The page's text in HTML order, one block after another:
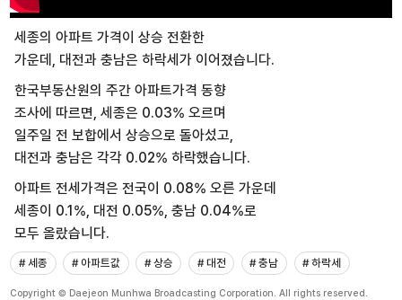
세종의 아파트 가격이 상승 전환한
가운데, 대전과 충남은 하락세가 이어졌습니다.
한국부동산원의 주간 아파트가격 동향
조사에 따르면, 세종은 0.03% 오르며
일주일 전 보합에서 상승으로 돌아섰고,
대전과 충남은 각각 0.02% 하락했습니다.
아파트 전세가격은 전국이 0.08% 오른 가운데
세종이 0.1%, 대전 0.05%, 충남 0.04%로
모두 올랐습니다.
# 세종 # 아파트값 # 상승 # 대전 # 충남 # 하락세
Copyright © Daejeon Munhwa Broadcasting Corporation. All rights reserved.